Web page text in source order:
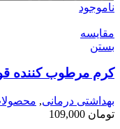
ناموجود
مقایسه
بستن
کرم مرطوب کننده قوی
بهداشتی درمانی,
تومان